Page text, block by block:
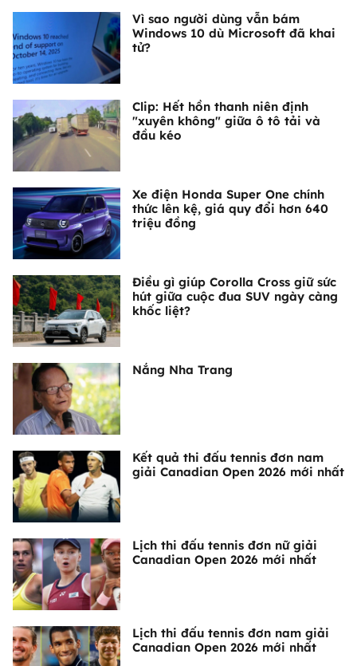
Vì sao người dùng vẫn bám
Windows 10 dù Microsoft đã khai
tử?
Clip: Hết hồn thanh niên định
"xuyên không" giữa ô tô tải và
đầu kéo
Xe điện Honda Super One chính
thức lên kệ, giá quy đổi hơn 640
triệu đồng
Điều gì giúp Corolla Cross giữ sức
hút giữa cuộc đua SUV ngày càng
khốc liệt?
Nắng Nha Trang
Kết quả thi đấu tennis đơn nam
giải Canadian Open 2026 mới nhất
Lịch thi đấu tennis đơn nữ giải
Canadian Open 2026 mới nhất
Lịch thi đấu tennis đơn nam giải
Canadian Open 2026 mới nhất